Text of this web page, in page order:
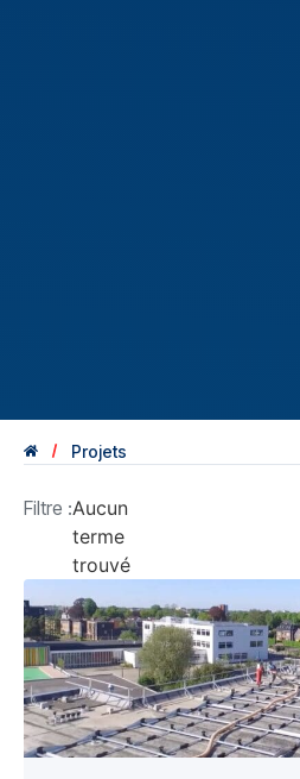
Projets
Filtre :Aucun
terme
trouvé